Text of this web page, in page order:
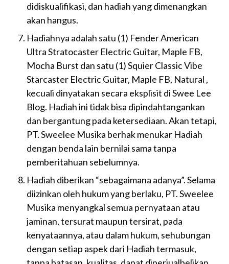
didiskualifikasi, dan hadiah yang dimenangkan
akan hangus.
Hadiahnya adalah satu (1) Fender American
Ultra Stratocaster Electric Guitar, Maple FB,
Mocha Burst dan satu (1) Squier Classic Vibe
Starcaster Electric Guitar, Maple FB, Natural ,
kecuali dinyatakan secara eksplisit di Swee Lee
Blog. Hadiah ini tidak bisa dipindahtangankan
dan bergantung pada ketersediaan. Akan tetapi,
PT. Sweelee Musika berhak menukar Hadiah
dengan benda lain bernilai sama tanpa
pemberitahuan sebelumnya.
Hadiah diberikan “sebagaimana adanya”. Selama
diizinkan oleh hukum yang berlaku, PT. Sweelee
Musika menyangkal semua pernyataan atau
jaminan, tersurat maupun tersirat, pada
kenyataannya, atau dalam hukum, sehubungan
dengan setiap aspek dari Hadiah termasuk,